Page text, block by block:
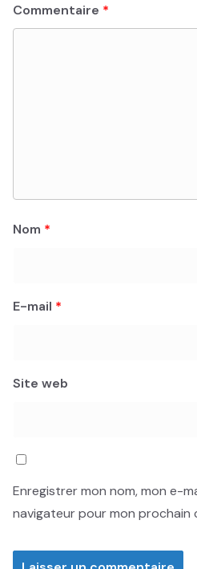
Commentaire *
Nom *
E-mail *
Site web
Enregistrer mon nom, mon e-
navigateur pour mon prochain